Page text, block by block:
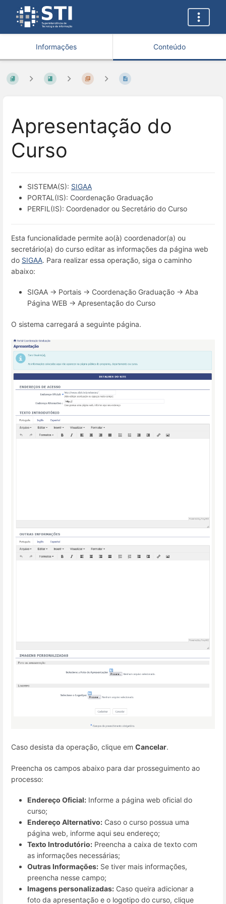
Informações Conteúdo
Apresentação do
Curso
SISTEMA(S): SIGAA
PORTAL(IS): Coordenação Graduação
PERFIL(IS): Coordenador ou Secretário do Curso
Esta funcionalidade permite ao(à) coordenador(a) ou
secretário(a) do curso editar as informações da página web
do SIGAA. Para realizar essa operação, siga o caminho
abaixo:
SIGAA → Portais → Coordenação Graduação → Aba
Página WEB → Apresentação do Curso
O sistema carregará a seguinte página.
Caso desista da operação, clique em Cancelar.
Preencha os campos abaixo para dar prosseguimento ao
processo:
Endereço Oficial: Informe a página web oficial do
curso;
Endereço Alternativo: Caso o curso possua uma
página web, informe aqui seu endereço;
Texto Introdutório: Preencha a caixa de texto com
as informações necessárias;
Outras Informações: Se tiver mais informações,
preencha nesse campo;
Imagens personalizadas: Caso queira adicionar a
foto da apresentação e o logotipo do curso, clique